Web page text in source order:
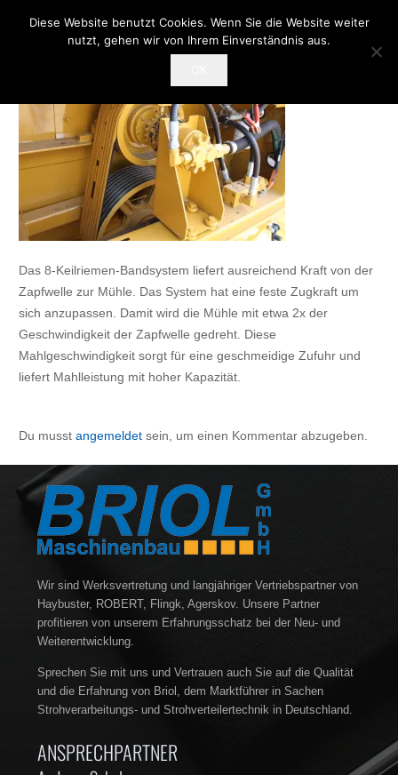
Das 8-Keilriemen-Bandsystem liefert ausreichend Kraft von der
Zapfwelle zur Mühle. Das System hat eine feste Zugkraft um
sich anzupassen. Damit wird die Mühle mit etwa 2x der
Geschwindigkeit der Zapfwelle gedreht. Diese
Mahlgeschwindigkeit sorgt für eine geschmeidige Zufuhr und
liefert Mahlleistung mit hoher Kapazität.
Du musst angemeldet sein, um einen Kommentar abzugeben.
Wir sind Werksvertretung und langjähriger Vertriebspartner von
Haybuster, ROBERT, Flingk, Agerskov. Unsere Partner
profitieren von unserem Erfahrungsschatz bei der Neu- und
Weiterentwicklung.
Sprechen Sie mit uns und Vertrauen auch Sie auf die Qualität
und die Erfahrung von Briol, dem Marktführer in Sachen
Strohverarbeitungs- und Strohverteilertechnik in Deutschland.
ANSPRECHPARTNER
Diese Website benutzt Cookies. Wenn Sie die Website weiter
nutzt, gehen wir von Ihrem Einverständnis aus.